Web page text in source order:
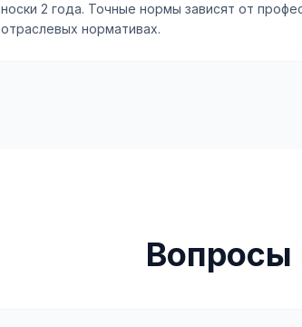
носки 2 года. Точные нормы зависят от
отраслевых нормативах.
Вопросы